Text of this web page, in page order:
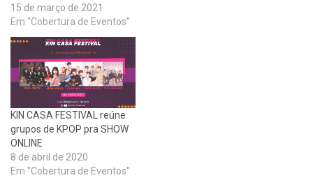
15 de março de 2021
Em "Cobertura de Eventos"
KIN CASA FESTIVAL reúne
grupos de KPOP pra SHOW
ONLINE
8 de abril de 2020
Em "Cobertura de Eventos"